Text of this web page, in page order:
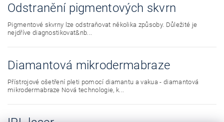
Odstranění pigmentových skvrn
Pigmentové skvrny lze odstraňovat několika způsoby. Důležité je
nejdříve diagnostikovat&nb...
Diamantová mikrodermabraze
Přístrojové ošetření pleti pomocí diamantu a vakua - diamantová
mikrodermabraze Nová technologie, k...